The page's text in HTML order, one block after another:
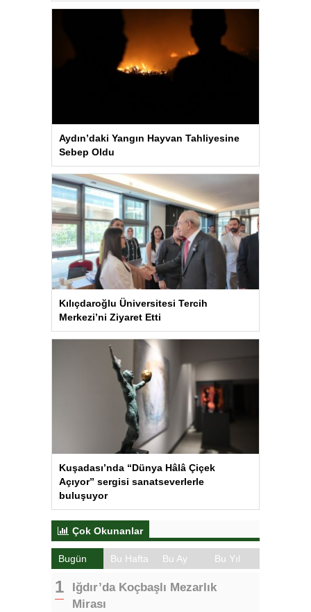
Aydın’daki Yangın Hayvan Tahliyesine
Sebep Oldu
Kılıçdaroğlu Üniversitesi Tercih
Merkezi’ni Ziyaret Etti
Kuşadası’nda “Dünya Hâlâ Çiçek
Açıyor” sergisi sanatseverlerle
buluşuyor
Çok Okunanlar
Bugün Bu Hafta Bu Ay Bu Yıl
Iğdır’da Koçbaşlı Mezarlık
Mirası